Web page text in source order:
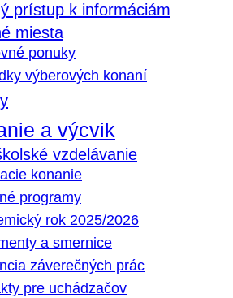
prístup k informáciám
miesta
ponuky
výberových konaní
a výcvik
vzdelávanie
konanie
programy
rok 2025/2026
a smernice
záverečných prác
pre uchádzačov